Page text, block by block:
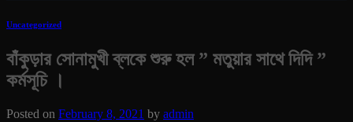
Uncategorized
বাঁকুড়ার সোনামুখী ব্লকে শুরু হল ” মতুয়ার সাথে দিদি ”
কর্মসূচি ।
Posted on February 8, 2021 by admin